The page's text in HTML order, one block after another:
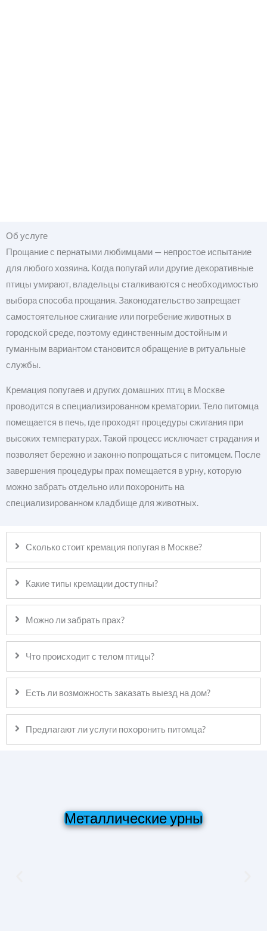
Об услуге
Прощание с пернатыми любимцами — непростое испытание
для любого хозяина. Когда попугай или другие декоративные
птицы умирают, владельцы сталкиваются с необходимостью
выбора способа прощания. Законодательство запрещает
самостоятельное сжигание или погребение животных в
городской среде, поэтому единственным достойным и
гуманным вариантом становится обращение в ритуальные
службы.
Кремация попугаев и других домашних птиц в Москве
проводится в специализированном крематории. Тело питомца
помещается в печь, где проходят процедуры сжигания при
высоких температурах. Такой процесс исключает страдания и
позволяет бережно и законно попрощаться с питомцем. После
завершения процедуры прах помещается в урну, которую
можно забрать отдельно или похоронить на
специализированном кладбище для животных.
Сколько стоит кремация попугая в Москве?
Какие типы кремации доступны?
Можно ли забрать прах?
Что происходит с телом птицы?
Есть ли возможность заказать выезд на дом?
Предлагают ли услуги похоронить питомца?
Металлические урны